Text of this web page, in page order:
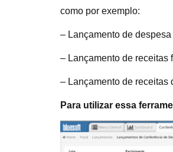
como por exemplo:
– Lançamento de
– Lançamento de receitas
– Lançamento de receitas
Para utilizar essa